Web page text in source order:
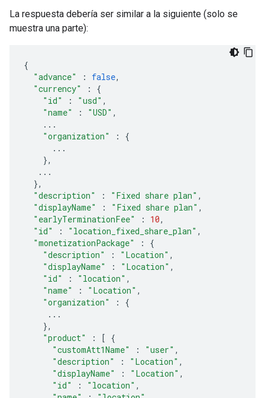
La respuesta debería ser similar a la siguiente (solo se
muestra una parte):
{
"advance"
: false,
"currency"
:
{
"id"
: "usd" ,
"name"
: "USD" ,
...
"organization"
:
{
...
},
...
},
"description"
: "Fixed share plan" ,
"displayName"
: "Fixed share plan" ,
"earlyTerminationFee"
: 10,
"id"
: "location_fixed_share_plan" ,
"monetizationPackage"
:
{
"description"
: "Location" ,
"displayName"
: "Location" ,
"id"
: "location" ,
"name"
: "Location" ,
"organization"
:
{
...
},
"product"
: [ {
"customAtt1Name"
: "user" ,
"description"
: "Location" ,
"displayName"
: "Location" ,
"id"
: "location" ,